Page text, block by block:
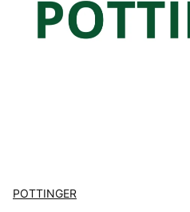
POTTINGER